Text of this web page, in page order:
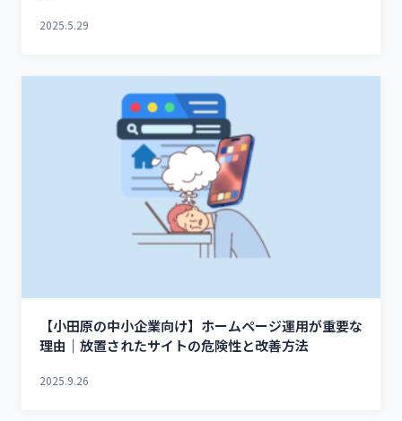
2025.5.29
【小田原の中小企業向け】ホームページ運用が重要な
理由｜放置されたサイトの危険性と改善方法
2025.9.26